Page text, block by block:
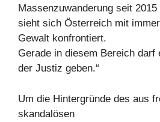
Massenzuwanderung seit 2015
sieht sich Österreich mit
Gewalt konfrontiert.
Gerade in diesem Bereich darf
der Justiz geben.“
Um die Hintergründe des aus
skandalösen